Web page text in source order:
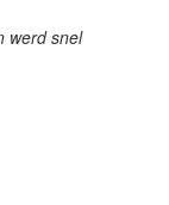
werd snel